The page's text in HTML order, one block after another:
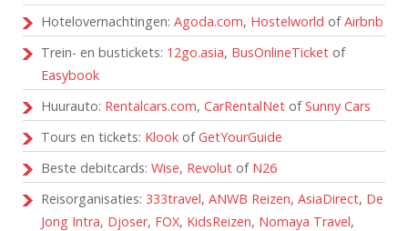
Hotelovernachtingen: Agoda.com, Hostelworld ofAirbnb
Trein- en bustickets: 12go.asia, BusOnlineTicket of
Easybook
Huurauto: Rentalcars.com, CarRentalNet ofSunny Cars
Tours en tickets: Klook ofGetYourGuide
Beste debitcards: Wise, Revolut of N26
Reisorganisaties: 333travel, ANWB Reizen, AsiaDirect, De
Jong Intra, Djoser, FOX, KidsReizen, Nomaya Travel,